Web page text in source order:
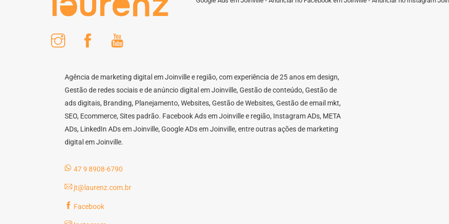
Instagram Facebook
Agência de marketing digital em Joinville e região, com experiência de 25 anos em design,
Gestão de redes sociais e de anúncio digital em Joinville, Gestão de conteúdo, Gestão de
ads digitais, Branding, Planejamento, Websites, Gestão de Websites, Gestão de email mkt,
SEO, Ecommerce, Sites padrão. Facebook Ads em Joinville e região, Instagram ADs, META
ADs, LinkedIn ADs em Joinville, Google ADs em Joinville, entre outras ações de marketing
digital em Joinville.
47 9 8908-6790
jt@laurenz.com.br
Facebook